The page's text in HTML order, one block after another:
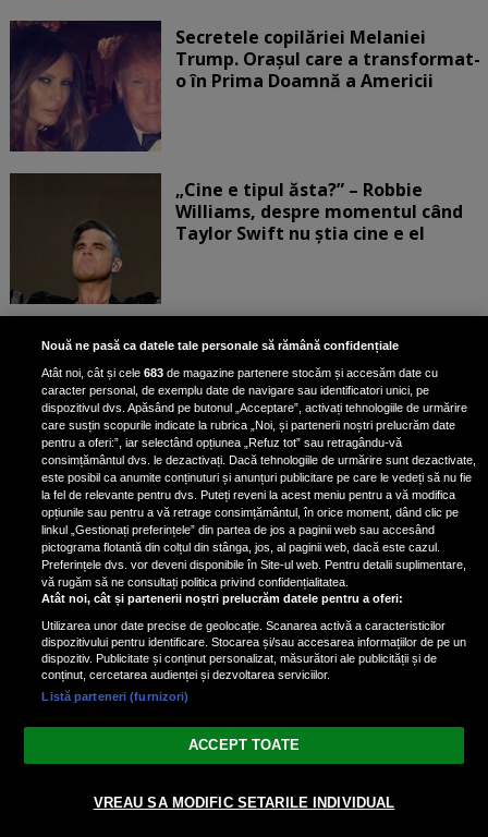
Secretele copilăriei Melaniei
Trump. Orașul care a transformat-
o în Prima Doamnă a Americii
„Cine e tipul ăsta?” – Robbie
Williams, despre momentul când
Taylor Swift nu știa cine e el
Bruce Dickinson, solistul trupei
Iron Maiden, şi-a arătat talentul
de scrimer la un concurs în Franţa
Nicki Minaj, acuzată de agresiune
de fostul manager: Detalii șocante
din proces
Nicki Minaj le-a lăudat pe...
Vezi varianta Desktop
© 2026 radiodcnews.ro | Toate drepturile rezervate.
Nouă ne pasă ca datele tale personale să rămână confidențiale
Atât noi, cât și cele683 de magazine partenere stocăm și accesăm date cu
caracter personal, de exemplu date de navigare sau identificatori unici, pe
dispozitivul dvs. Apăsând pe butonul „Acceptare”, activați tehnologiile de urmărire
care susțin scopurile indicate la rubrica „Noi, și partenerii noștri prelucrăm date
pentru a oferi:”, iar selectând opțiunea „Refuz tot” sau retragându-vă
consimțământul dvs. le dezactivați. Dacă tehnologiile de urmărire sunt dezactivate,
este posibil ca anumite conținuturi și anunțuri publicitare pe care le vedeți să nu fie
la fel de relevante pentru dvs. Puteți reveni la acest meniu pentru a vă modifica
opțiunile sau pentru a vă retrage consimțământul, în orice moment, dând clic pe
linkul „Gestionați preferințele” din partea de jos a paginii web sau accesând
pictograma flotantă din colțul din stânga, jos, al paginii web, dacă este cazul.
Preferințele dvs. vor deveni disponibile în Site-ul web. Pentru detalii suplimentare,
vă rugăm să ne consultați politica privind confidențialitatea.
Atât noi, cât și partenerii noștri prelucrăm datele pentru a oferi:
Utilizarea unor date precise de geolocație. Scanarea activă a caracteristicilor
dispozitivului pentru identificare. Stocarea și/sau accesarea informațiilor de pe un
dispozitiv. Publicitate și conținut personalizat, măsurători ale publicității și de
conținut, cercetarea audienței și dezvoltarea serviciilor.
Listă parteneri (furnizori)
ACCEPT TOATE
VREAU SA MODIFIC SETARILE INDIVIDUAL